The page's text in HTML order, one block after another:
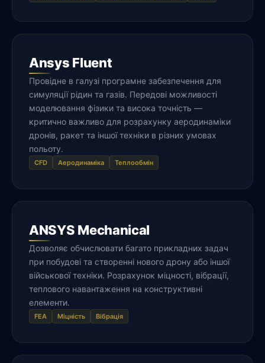
Ansys Fluent
Провідне в галузі програмне забезпечення для
симуляції рідин та газів. Передові можливості
моделювання фізики та висока точність —
критично важливо для розрахунку аеродинаміки
дронів, ракет та іншої техніки в різних умовах
польоту.
CFD Аеродинаміка Теплообмін
ANSYS Mechanical
Дозволяє обчислювати багато прикладних задач
при побудові та створенні нового дрону або іншої
військової техніки. Розрахунок міцності, вібрації,
теплового навантаження на конструктивні
елементи.
FEA Міцність Вібрація